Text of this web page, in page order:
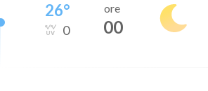
26°
0
ore
00